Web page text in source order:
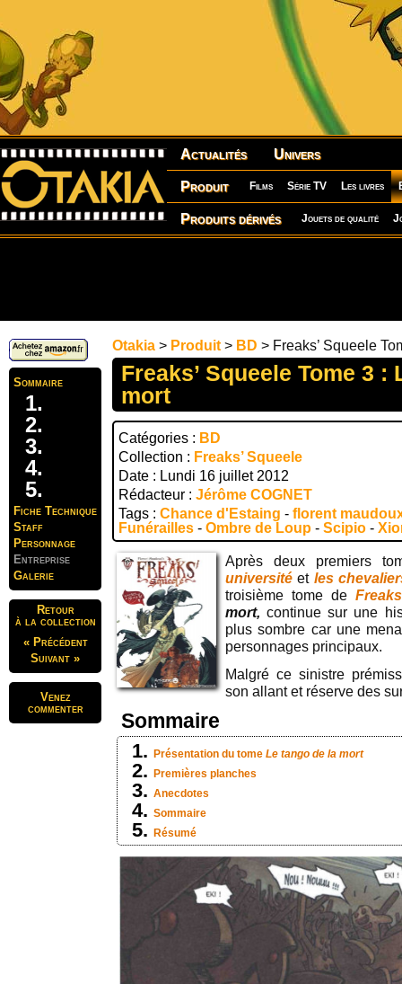
Actualités Univers
Produit Films Série TV Les livres
Produits dérivés Jouets de qualité
Sommaire
Fiche Technique
Staff
Personnage
Entreprise
Galerie
Retour
à la collection
« Précédent
Suivant »
Venez
commenter
Otakia > Produit > BD > Freaks’ Squeele
Freaks’ Squeele Tome 3 :
mort
Catégories : BD
Collection : Freaks’ Squeele
Date : Lundi 16 juillet 2012
Rédacteur : Jérôme COGNET
Tags : Chance d'Estaing - florent
Funérailles - Ombre de Loup - Scipio -
Après deux premiers
université etles
troisième tome de
mort,continue sur une
plus sombre car une
personnages principaux.
Malgré ce sinistre
son allant et réserve des
Sommaire
Présentation du tome Le tango de la mort
Premières planches
Anecdotes
Sommaire
Résumé